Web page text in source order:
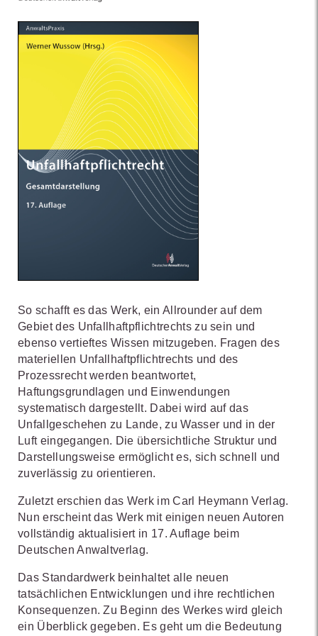
So schafft es das Werk, ein Allrounder auf dem
Gebiet des Unfallhaftpflichtrechts zu sein und
ebenso vertieftes Wissen mitzugeben. Fragen des
materiellen Unfallhaftpflichtrechts und des
Prozessrecht werden beantwortet,
Haftungsgrundlagen und Einwendungen
systematisch dargestellt. Dabei wird auf das
Unfallgeschehen zu Lande, zu Wasser und in der
Luft eingegangen. Die übersichtliche Struktur und
Darstellungsweise ermöglicht es, sich schnell und
zuverlässig zu orientieren.
Zuletzt erschien das Werk im Carl Heymann Verlag.
Nun erscheint das Werk mit einigen neuen Autoren
vollständig aktualisiert in 17. Auflage beim
Deutschen Anwaltverlag.
Das Standardwerk beinhaltet alle neuen
tatsächlichen Entwicklungen und ihre rechtlichen
Konsequenzen. Zu Beginn des Werkes wird gleich
ein Überblick gegeben. Es geht um die Bedeutung